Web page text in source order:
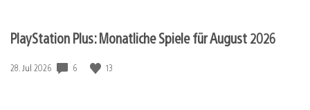
PlayStation Plus: Monatliche Spiele für August 2026
Veröffentlichungsdatum:
28. Jul 2026 6 13